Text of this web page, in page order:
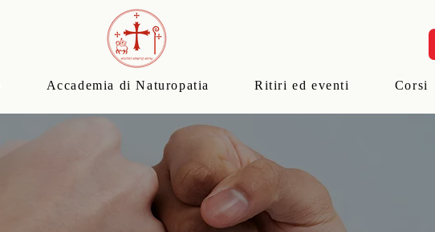
Accademia di Naturopatia Ritiri ed eventi Corsi